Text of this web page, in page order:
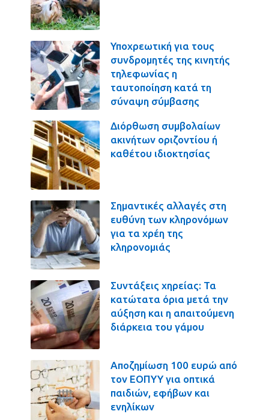
Υποχρεωτική για τους
συνδρομητές της κινητής
τηλεφωνίας η
ταυτοποίηση κατά τη
σύναψη σύμβασης
Διόρθωση συμβολαίων
ακινήτων οριζοντίου ή
καθέτου ιδιοκτησίας
Σημαντικές αλλαγές στη
ευθύνη των κληρονόμων
για τα χρέη της
κληρονομιάς
Συντάξεις χηρείας: Τα
κατώτατα όρια μετά την
αύξηση και η απαιτούμενη
διάρκεια του γάμου
Αποζημίωση 100 ευρώ από
τον ΕΟΠΥΥ για οπτικά
παιδιών, εφήβων και
ενηλίκων